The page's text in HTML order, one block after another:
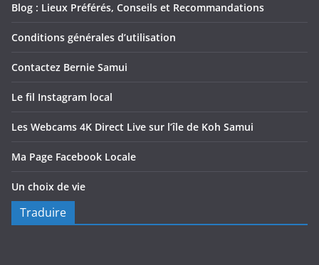
Blog : Lieux Préférés, Conseils et Recommandations
Conditions générales d’utilisation
Contactez Bernie Samui
Le fil Instagram local
Les Webcams 4K Direct Live sur l’île de Koh Samui
Ma Page Facebook Locale
Un choix de vie
Traduire